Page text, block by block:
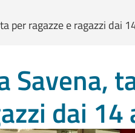
per ragazze e ragazzi dai
Savena,
dai 14